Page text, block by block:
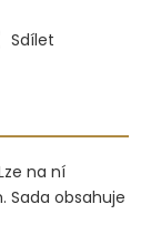
Sdílet
na ní
Sada obsahuje